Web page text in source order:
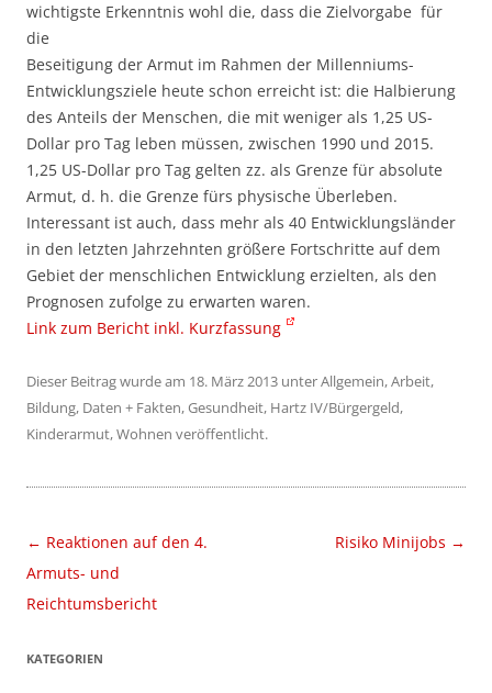
wichtigste Erkenntnis wohl die, dass die Zielvorgabe für
die
Beseitigung der Armut im Rahmen der Millenniums-
Entwicklungsziele heute schon erreicht ist: die Halbierung
des Anteils der Menschen, die mit weniger als 1,25 US-
Dollar pro Tag leben müssen, zwischen 1990 und 2015.
1,25 US-Dollar pro Tag gelten zz. als Grenze für absolute
Armut, d. h. die Grenze fürs physische Überleben.
Interessant ist auch, dass mehr als 40 Entwicklungsländer
in den letzten Jahrzehnten größere Fortschritte auf dem
Gebiet der menschlichen Entwicklung erzielten, als den
Prognosen zufolge zu erwarten waren.
Link zum Bericht inkl. Kurzfassung
Dieser Beitrag wurde am 18. März 2013 unterAllgemein,Arbeit,
Bildung, Daten + Fakten,Gesundheit, Hartz IV/Bürgergeld,
Kinderarmut,Wohnen veröffentlicht.
Beitragsnavigation
← Reaktionen auf den 4.
Armuts- und
Reichtumsbericht
Risiko Minijobs →
KATEGORIEN